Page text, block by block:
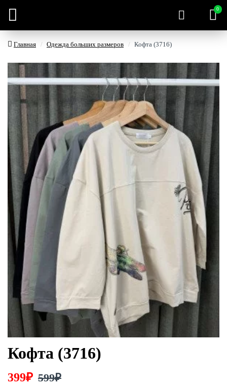
0
Главная Одежда больших размеров Кофта (3716)
Кофта (3716)
399₽ 599₽